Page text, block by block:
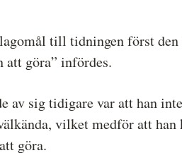
till tidningen först
att göra” infördes.
sig tidigare var att han
vilket medför att
göra.